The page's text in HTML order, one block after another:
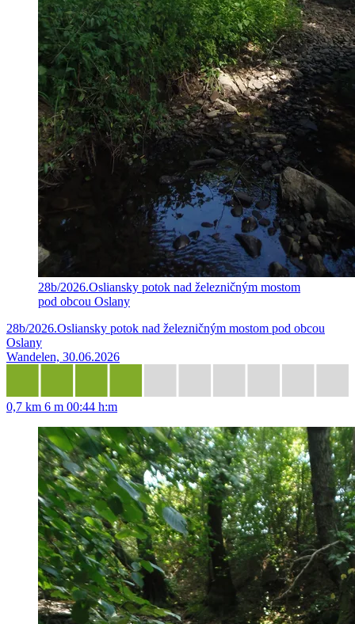
28b/2026.Osliansky potok nad železničným mostom
pod obcou Oslany
28b/2026.Osliansky potok nad železničným mostom pod obcou
Oslany
Wandelen, 30.06.2026
0,7 km 6 m 00:44 h:m